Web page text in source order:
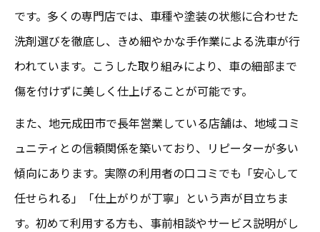
です。多くの専門店では、車種や塗装の状態に合わせた
洗剤選びを徹底し、きめ細やかな手作業による洗車が行
われています。こうした取り組みにより、車の細部まで
傷を付けずに美しく仕上げることが可能です。
また、地元成田市で長年営業している店舗は、地域コミ
ュニティとの信頼関係を築いており、リピーターが多い
傾向にあります。実際の利用者の口コミでも「安心して
任せられる」「仕上がりが丁寧」という声が目立ちま
す。初めて利用する方も、事前相談やサービス説明がし